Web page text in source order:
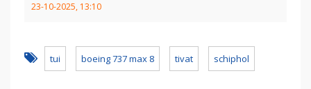
23-10-2025, 13:10
tui boeing 737 max 8 tivat schiphol